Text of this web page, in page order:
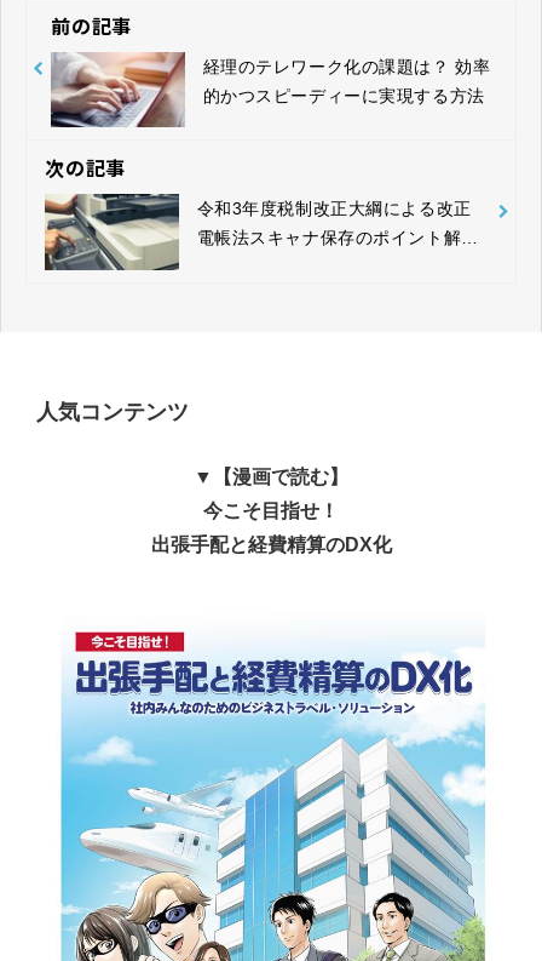
前の記事
経理のテレワーク化の課題は？ 効率
的かつスピーディーに実現する方法
次の記事
令和3年度税制改正大綱による改正
電帳法スキャナ保存のポイント解説
人気コンテンツ
▼【漫画で読む】
今こそ目指せ！
出張手配と経費精算のDX化